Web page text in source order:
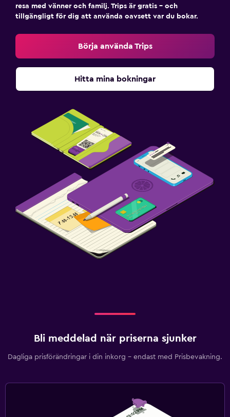
resa med vänner och familj. Trips är gratis – och
tillgängligt för dig att använda oavsett var du bokar.
Börja använda Trips
Hitta mina bokningar
Bli meddelad när priserna sjunker
Dagliga prisförändringar i din inkorg – endast med Prisbevakning.